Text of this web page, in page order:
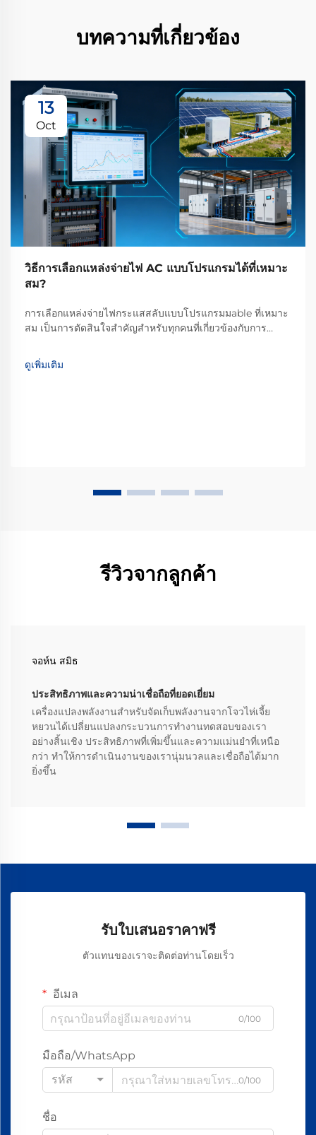
บทความที่เกี่ยวข้อง
13
Oct
วิธีการเลือกแหล่งจ่ายไฟ AC แบบโปรแกรมได้ที่เหมาะ
สม?
การเลือกแหล่งจ่ายไฟกระแสสลับแบบโปรแกรมมable ที่เหมาะ
สม เป็นการตัดสินใจสำคัญสำหรับทุกคนที่เกี่ยวข้องกับการ
หมุนเวียน ยานยนต์ไฟฟ้า หรือระบบอัตโนมัติในอุตสาหกรรม
อุปกรณ์ประเภทนี้ทำมากกว่าแค่จ่ายไฟ...
ดูเพิ่มเติม
รีวิวจากลูกค้า
จอห์น สมิธ
ประสิทธิภาพและความน่าเชื่อถือที่ยอดเยี่ยม
เครื่องแปลงพลังงานสำหรับจัดเก็บพลังงานจากโจวไห่เจี้ย
หยวนได้เปลี่ยนแปลงกระบวนการทำงานทดสอบของเรา
อย่างสิ้นเชิง ประสิทธิภาพที่เพิ่มขึ้นและความแม่นยำที่เหนือ
กว่า ทำให้การดำเนินงานของเรานุ่มนวลและเชื่อถือได้มาก
ยิ่งขึ้น
รับใบเสนอราคาฟรี
ตัวแทนของเราจะติดต่อท่านโดยเร็ว
อีเมล
0/100
มือถือ/WhatsApp
รหัส
0/100
ชื่อ